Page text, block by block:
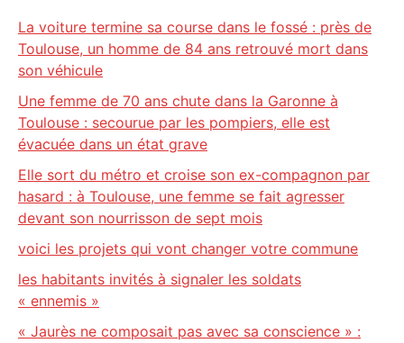
La voiture termine sa course dans le fossé : près de
Toulouse, un homme de 84 ans retrouvé mort dans
son véhicule
Une femme de 70 ans chute dans la Garonne à
Toulouse : secourue par les pompiers, elle est
évacuée dans un état grave
Elle sort du métro et croise son ex-compagnon par
hasard : à Toulouse, une femme se fait agresser
devant son nourrisson de sept mois
voici les projets qui vont changer votre commune
les habitants invités à signaler les soldats
« ennemis »
« Jaurès ne composait pas avec sa conscience » :